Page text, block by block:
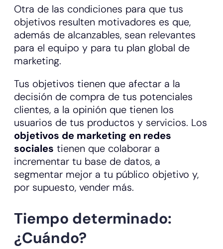
Otra de las condiciones para que tus
objetivos resulten motivadores es que,
además de alcanzables, sean relevantes
para el equipo y para tu plan global de
marketing.
Tus objetivos tienen que afectar a la
decisión de compra de tus potenciales
clientes, a la opinión que tienen los
usuarios de tus productos y servicios. Los
objetivos de marketing en redes
sociales tienen que colaborar a
incrementar tu base de datos, a
segmentar mejor a tu público objetivo y,
por supuesto, vender más.
Tiempo determinado:
¿Cuándo?